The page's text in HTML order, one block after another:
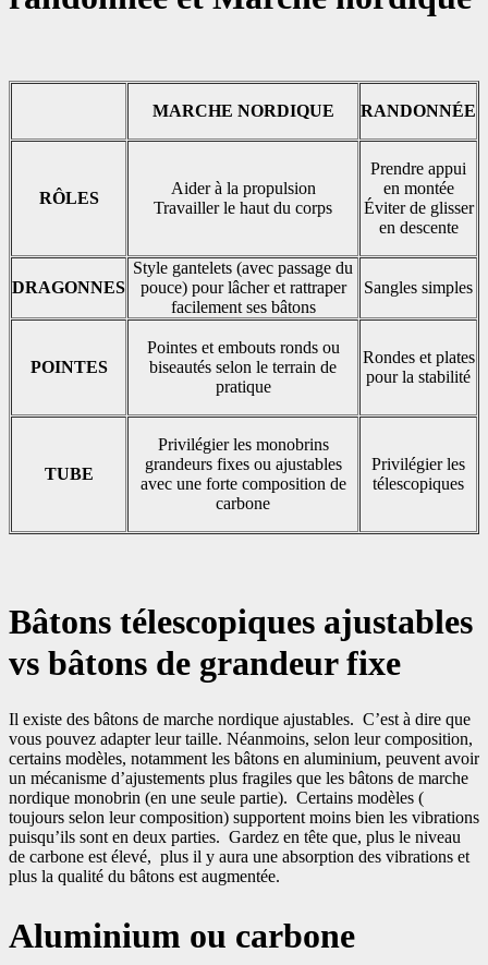
MARCHE NORDIQUE RANDONNÉE
RÔLES
Aider à la propulsion
Travailler le haut du corps
Prendre appui
en montée
Éviter de glisser
en descente
DRAGONNES
Style gantelets (avec passage du
pouce) pour lâcher et rattraper
facilement ses bâtons
Sangles simples
POINTES
Pointes et embouts ronds ou
biseautés selon le terrain de
pratique
Rondes et plates
pour la stabilité
TUBE
Privilégier les monobrins
grandeurs fixes ou ajustables
avec une forte composition de
carbone
Privilégier les
télescopiques
Bâtons télescopiques ajustables
vs bâtons de grandeur fixe
Il existe des bâtons de marche nordique ajustables. C’est à dire que
vous pouvez adapter leur taille. Néanmoins, selon leur composition,
certains modèles, notamment les bâtons en aluminium, peuvent avoir
un mécanisme d’ajustements plus fragiles que les bâtons de marche
nordique monobrin (en une seule partie). Certains modèles (
toujours selon leur composition) supportent moins bien les vibrations
puisqu’ils sont en deux parties. Gardez en tête que, plus le niveau
de carbone est élevé, plus il y aura une absorption des vibrations et
plus la qualité du bâtons est augmentée.
Aluminium ou carbone